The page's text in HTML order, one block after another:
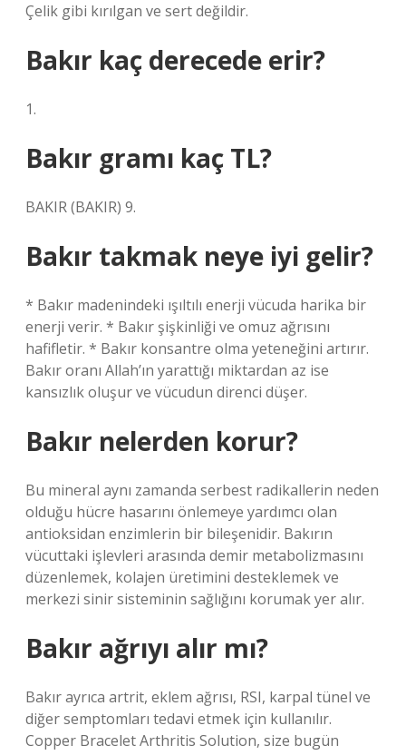
Çelik gibi kırılgan ve sert değildir.
Bakır kaç derecede erir?
1.
Bakır gramı kaç TL?
BAKIR (BAKIR) 9.
Bakır takmak neye iyi gelir?
* Bakır madenindeki ışıltılı enerji vücuda harika bir
enerji verir. * Bakır şişkinliği ve omuz ağrısını
hafifletir. * Bakır konsantre olma yeteneğini artırır.
Bakır oranı Allah’ın yarattığı miktardan az ise
kansızlık oluşur ve vücudun direnci düşer.
Bakır nelerden korur?
Bu mineral aynı zamanda serbest radikallerin neden
olduğu hücre hasarını önlemeye yardımcı olan
antioksidan enzimlerin bir bileşenidir. Bakırın
vücuttaki işlevleri arasında demir metabolizmasını
düzenlemek, kolajen üretimini desteklemek ve
merkezi sinir sisteminin sağlığını korumak yer alır.
Bakır ağrıyı alır mı?
Bakır ayrıca artrit, eklem ağrısı, RSI, karpal tünel ve
diğer semptomları tedavi etmek için kullanılır.
Copper Bracelet Arthritis Solution, size bugün